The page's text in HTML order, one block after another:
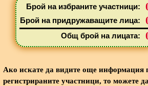
Брой на избраните участници:
Брой на придружаващите лица:
Общ брой на лицата:
Ако искате да видите още информация
регистрираните участници, то можете